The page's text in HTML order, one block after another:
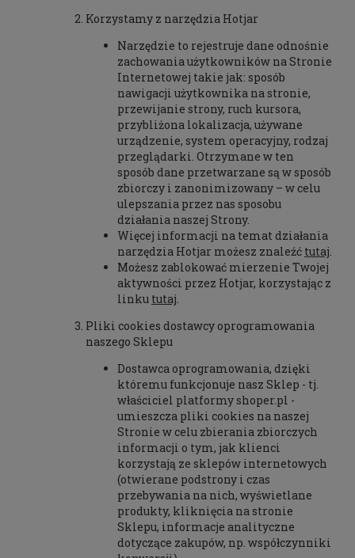
Korzystamy z narzędzia Hotjar
Narzędzie to rejestruje dane odnośnie
zachowania użytkowników na Stronie
Internetowej takie jak: sposób
nawigacji użytkownika na stronie,
przewijanie strony, ruch kursora,
przybliżona lokalizacja, używane
urządzenie, system operacyjny, rodzaj
przeglądarki. Otrzymane w ten
sposób dane przetwarzane są w sposób
zbiorczy i zanonimizowany – w celu
ulepszania przez nas sposobu
działania naszej Strony.
Więcej informacji na temat działania
narzędzia Hotjar możesz znaleźć tutaj
Możesz zablokować mierzenie Twojej
aktywności przez Hotjar, korzystając z
linku tutaj
Pliki cookies dostawcy oprogramowania
naszego Sklepu
Dostawca oprogramowania, dzięki
któremu funkcjonuje nasz Sklep - tj.
właściciel platformy shoper.pl -
umieszcza pliki cookies na naszej
Stronie w celu zbierania zbiorczych
informacji o tym, jak klienci
korzystają ze sklepów internetowych
(otwierane podstrony i czas
przebywania na nich, wyświetlane
produkty, kliknięcia na stronie
Sklepu, informacje analityczne
dotyczące zakupów, np. współczynniki